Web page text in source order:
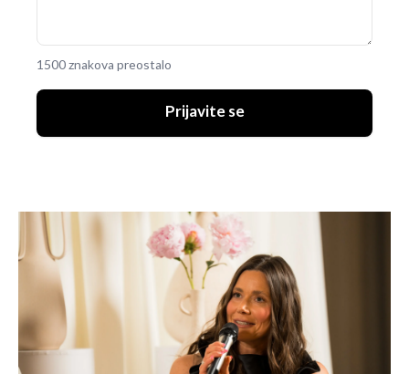
1500 znakova preostalo
Prijavite se